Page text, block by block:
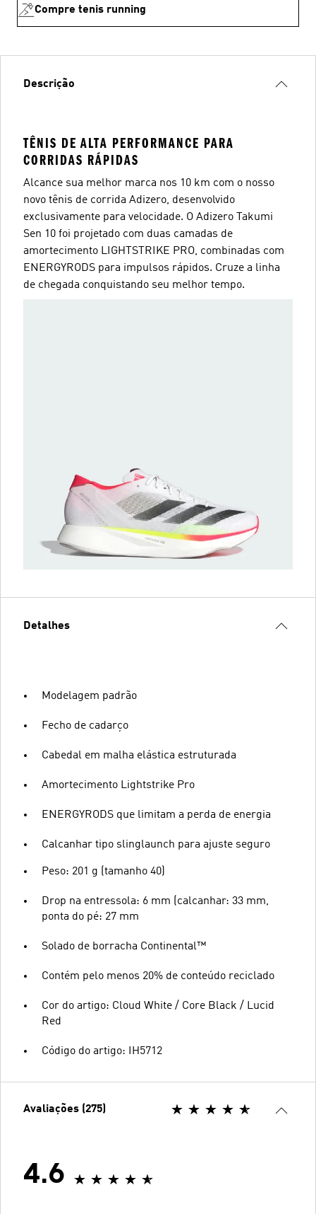
Compre tenis running
Descrição
TÊNIS DE ALTA PERFORMANCE PARA
CORRIDAS RÁPIDAS
Alcance sua melhor marca nos 10 km com o nosso
novo tênis de corrida Adizero, desenvolvido
exclusivamente para velocidade. O Adizero Takumi
Sen 10 foi projetado com duas camadas de
amortecimento LIGHTSTRIKE PRO, combinadas com
ENERGYRODS para impulsos rápidos. Cruze a linha
de chegada conquistando seu melhor tempo.
Detalhes
Modelagem padrão
Fecho de cadarço
Cabedal em malha elástica estruturada
Amortecimento Lightstrike Pro
ENERGYRODS que limitam a perda de energia
Calcanhar tipo slinglaunch para ajuste seguro
Peso: 201 g (tamanho 40)
Drop na entressola: 6 mm (calcanhar: 33 mm,
ponta do pé: 27 mm
Solado de borracha Continental™
Contém pelo menos 20% de conteúdo reciclado
Cor do artigo: Cloud White / Core Black / Lucid
Red
Código do artigo: IH5712
Avaliações (275)
4.6